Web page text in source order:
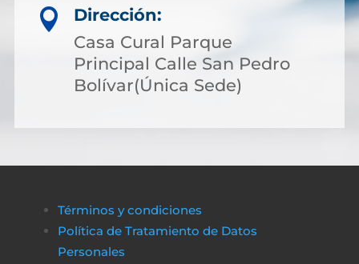

Dirección:
Casa Cural Parque
Principal Calle San Pedro
Bolívar(Única Sede)
Términos y condiciones
Política de Tratamiento de Datos
Personales